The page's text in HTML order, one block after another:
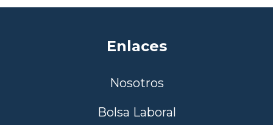
Enlaces
Nosotros
Bolsa Laboral